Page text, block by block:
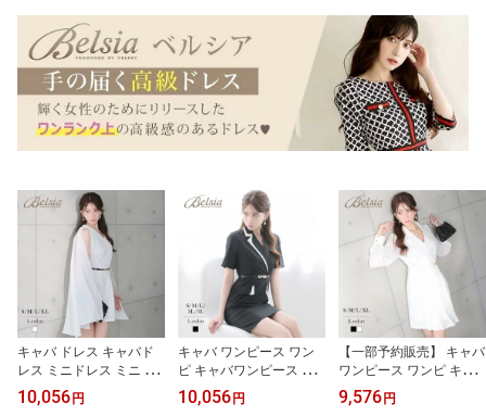
大きいサイズ 可愛い き
れいめ フレアーワンピ
タイトワンピ カラーワン
ピ あす楽 送料無料
ボータイリボン パフ袖
体型カバー ドール風 フ
ォーマル インナーパンツ
付き Ryuyu あす楽 送料
無料
ス セクシー 無地 キャバ
ドレス Ryuyu 大きいサ
イズ 可愛い きれいめ タ
イトワンピ 送料無料
キャバ ドレス キャバド
レス ミニドレス ミニ キ
ャバクラドレス パーティ
ードレス セクシー 韓国
10,056円
キャバ ワンピース ワン
ピ キャバワンピース レ
ディース パーティードレ
ス バイカラー 襟付き 配
10,056円
【一部予約販売】 キャバ
ワンピース ワンピ キャ
バワンピース レディース
パーティードレス シフォ
9,576円